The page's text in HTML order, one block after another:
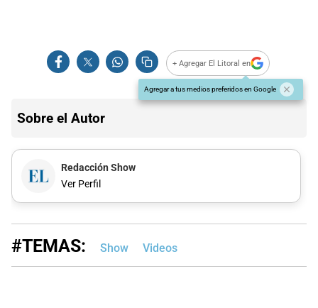
+ Agregar El Litoral en
Agregar a tus medios preferidos en Google
Sobre el Autor
Redacción Show
Ver Perfil
#TEMAS: Show Videos